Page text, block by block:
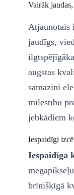
Vairāk
Atjaunotais
jaudīgs,
augstas
samazini
mīlestību
jebkādiem
Iespaidīgi
Iespaidīga
brīnišķīgā